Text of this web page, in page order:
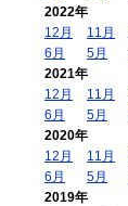
2022年
12月
11月
6月
5月
2021年
12月
11月
6月
5月
2020年
12月
11月
6月
5月
2019年